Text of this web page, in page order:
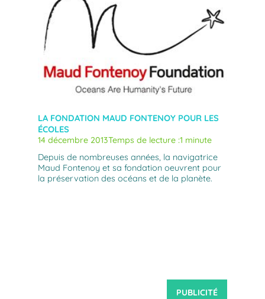
LA FONDATION MAUD FONTENOY POUR LES
ÉCOLES
14 décembre 2013Temps de lecture :1 minute
Depuis de nombreuses années, la navigatrice
Maud Fontenoy et sa fondation oeuvrent pour
la préservation des océans et de la planète.
PUBLICITÉ